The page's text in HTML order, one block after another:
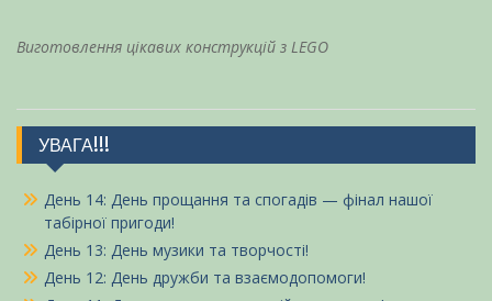
Виготовлення цікавих конструкцій з LEGO
УВАГА!!!
День 14: День прощання та спогадів — фінал нашої
табірної пригоди!
День 13: День музики та творчості!
День 12: День дружби та взаємодопомоги!